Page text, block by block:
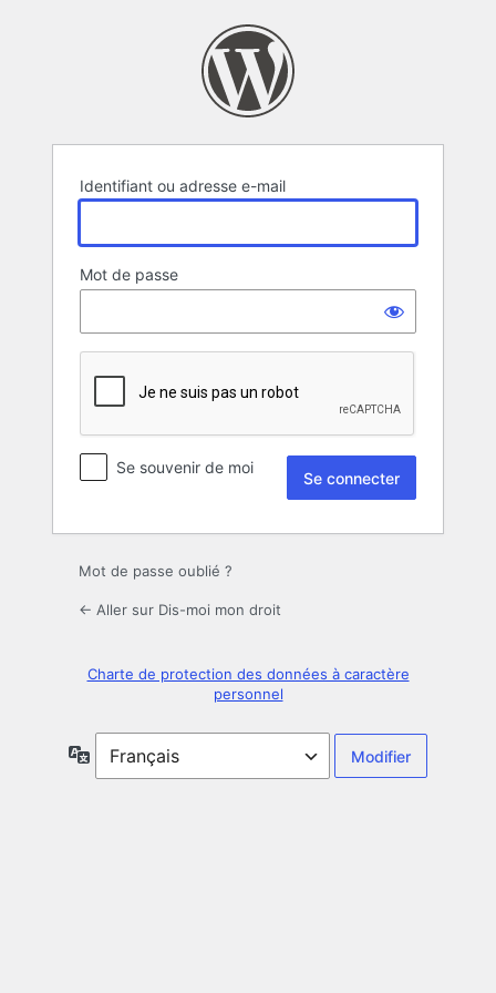
Identifiant ou adresse e-mail
Mot de passe
Se souvenir de moi
Mot de passe oublié ?
← Aller sur Dis-moi mon droit
Charte de protection des données à caractère
personnel
Langue